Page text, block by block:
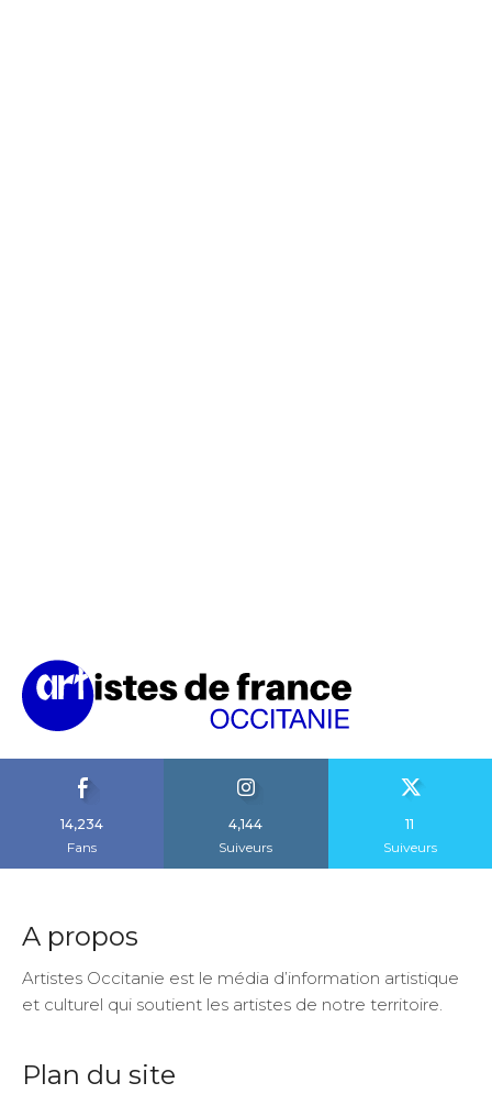
14,234
Fans
4,144
Suiveurs
11
Suiveurs
A propos
Artistes Occitanie est le média d’information artistique
et culturel qui soutient les artistes de notre territoire.
Plan du site